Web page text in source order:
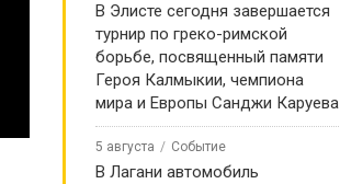
В Элисте сегодня завершается
турнир по греко-римской
борьбе, посвященный памяти
Героя Калмыкии, чемпиона
мира и Европы Санджи Каруева
5 августа Событие
В Лагани автомобиль